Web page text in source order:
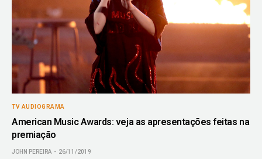
TV AUDIOGRAMA
American Music Awards: veja as apresentações feitas na
premiação
JOHN PEREIRA 26/11/2019